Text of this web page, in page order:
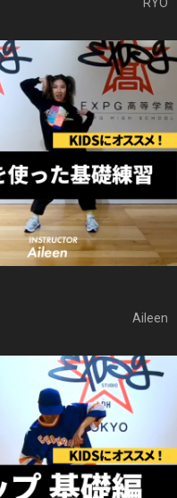
RYO
Aileen